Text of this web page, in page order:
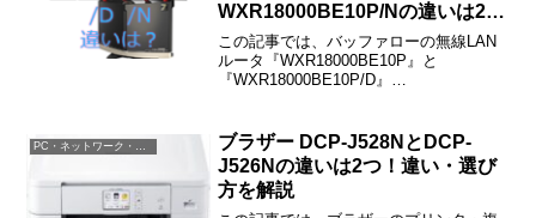
WXR18000BE10P/Nの違いは2
つ！違い・選び方を解説
この記事では、バッファローの無線LAN
ルータ『WXR18000BE10P』と
『WXR18000BE10P/D』
WXR18000BE10Pと
WXR18000BE10P/D・
WXR18000BE10P/Nの違いは「販売店」
「包装」だけで、機能・性能は同じで
す。
ブラザー DCP-J528NとDCP-
J526Nの違いは2つ！違い・選び
方を解説